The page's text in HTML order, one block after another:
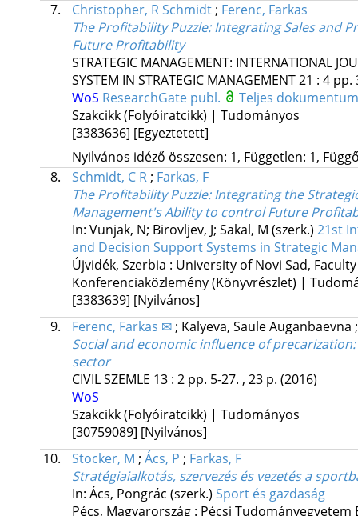
7.
Christopher, R Schmidt; Ferenc, Farkas
The Profitability Puzzle: Integrating Sales and
Future Profitability
STRATEGIC MANAGEMENT: INTERNATIONAL
SYSTEM IN STRATEGIC MANAGEMENT21 : 4 pp.
WoS ResearchGate publ.
Teljes dokumentum
Szakcikk (Folyóiratcikk) | Tudományos
[3383636] [Egyeztetett]
Nyilvános idéző összesen: 1, Független: 1,
8.
Schmidt, C R; Farkas, F
The Profitability Puzzle: Integrating the
Management's Ability to control Future
In: Vunjak, N; Birovljev, J; Sakal, M (szerk.) 21st
and Decision Support Systems in Strategic
Újvidék, Szerbia : University of Novi Sad,
Konferenciaközlemény (Könyvrészlet) |
[3383639] [Nyilvános]
9.
Ferenc, Farkas ✉; Kalyeva, Saule Auganbaevna
Social and economic influence of
sector
CIVIL SZEMLE 13: 2 pp. 5-27. , 23 p. (2016)
WoS
Szakcikk (Folyóiratcikk) | Tudományos
[30759089] [Nyilvános]
10.
Stocker, M ; Ács, P ; Farkas, F
Stratégiaialkotás, szervezés és vezetés a
In: Ács, Pongrác (szerk.) Sport és gazdaság
Pécs, Magyarország : Pécsi Tudományegyetem